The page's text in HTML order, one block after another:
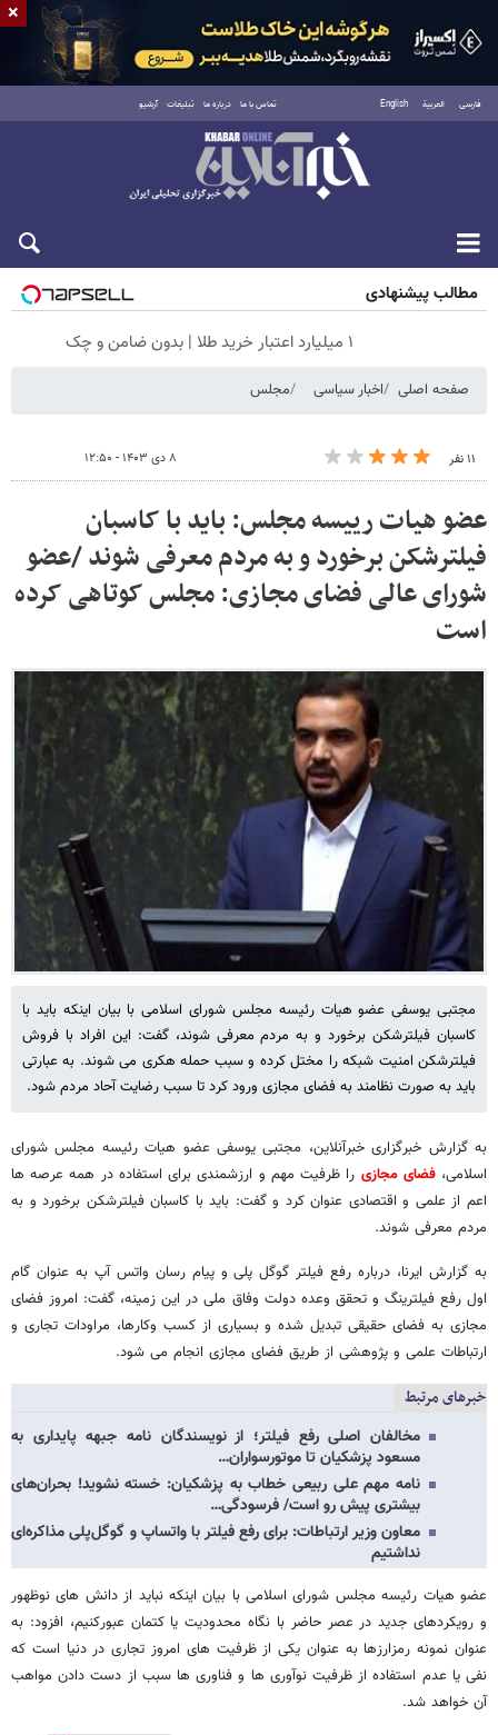
فارسی العربية English تماس با ما درباره ما تبلیغات آرشیو
شنبه ۱۷ مرداد ۱۴۰۵
مطالب پیشنهادی
۱ میلیارد اعتبار خرید طلا | بدون ضامن و چک
صفحه اصلی اخبار سیاسی مجلس
۱۱ نفر ۸ دی ۱۴۰۳ - ۱۲:۵۰
عضو هیات رییسه مجلس: باید با کاسبان
فیلترشکن برخورد و به مردم معرفی شوند /عضو
شورای عالی فضای مجازی: مجلس کوتاهی کرده
است
مجتبی یوسفی عضو هیات رئیسه مجلس شورای اسلامی با بیان اینکه باید با
کاسبان فیلترشکن برخورد و به مردم معرفی شوند، گفت: این افراد با فروش
فیلترشکن امنیت شبکه را مختل کرده و سبب حمله هکری می شوند. به عبارتی
باید به صورت نظامند به فضای مجازی ورود کرد تا سبب رضایت آحاد مردم شود.
به گزارش خبرگزاری خبرآنلاین، مجتبی یوسفی عضو هیات رئیسه مجلس شورای
اسلامی، فضای مجازی را ظرفیت مهم و ارزشمندی برای استفاده در همه عرصه ها
اعم از علمی و اقتصادی عنوان کرد و گفت: باید با کاسبان فیلترشکن برخورد و به
مردم معرفی شوند.
به گزارش ایرنا، درباره رفع فیلتر گوگل پلی و پیام رسان واتس آپ به عنوان گام
اول رفع فیلترینگ و تحقق وعده دولت وفاق ملی در این زمینه، گفت: امروز فضای
مجازی به فضای حقیقی تبدیل شده و بسیاری از کسب وکارها، مراودات تجاری و
ارتباطات علمی و پژوهشی از طریق فضای مجازی انجام می شود.
خبرهای مرتبط
مخالفان اصلی رفع فیلتر؛ از نویسندگان نامه جبهه پایداری به
مسعود پزشکیان تا موتورسواران…
نامه مهم علی ربیعی خطاب به پزشکیان: خسته نشوید! بحران‌های
بیشتری پیش رو است/ فرسودگی…
معاون وزیر ارتباطات: برای رفع فیلتر با واتساپ و گوگل‌پلی مذاکره‌ای
نداشتیم
عضو هیات رئیسه مجلس شورای اسلامی با بیان اینکه نباید از دانش های نوظهور
و رویکردهای جدید در عصر حاضر با نگاه محدودیت یا کتمان عبورکنیم، افزود: به
عنوان نمونه رمزارزها به عنوان یکی از ظرفیت های امروز تجاری در دنیا است که
نفی یا عدم استفاده از ظرفیت نوآوری ها و فناوری ها سبب از دست دادن مواهب
آن خواهد شد.
×